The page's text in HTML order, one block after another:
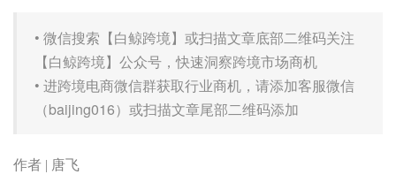
• 微信搜索【白鲸跨境】或扫描文章底部二维码关注
【白鲸跨境】公众号，快速洞察跨境市场商机
• 进跨境电商微信群获取行业商机，请添加客服微信
（baijing016）或扫描文章尾部二维码添加
作者 | 唐飞